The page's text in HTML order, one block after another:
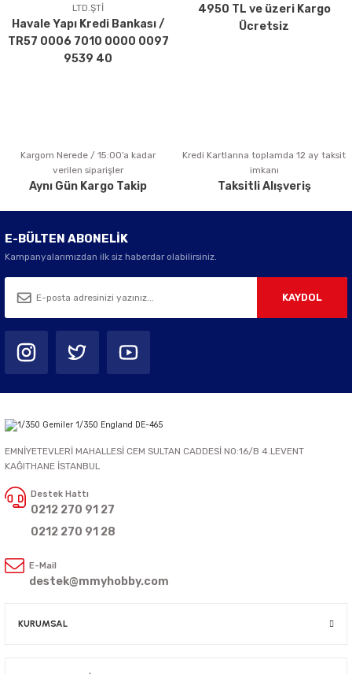
Ürün bilgilerinde hatalar bulunuyor.
Ürün fiyatı diğer sitelerden daha pahalı.
Bu ürüne benzer farklı alternatifler olmalı.
Gönder
LTD.ŞTİ
Havale Yapı Kredi Bankası /
TR57 0006 7010 0000 0097
9539 40
4950 TL ve üzeri Kargo
Ücretsiz
Kargom Nerede / 15:00’a kadar
verilen siparişler
Aynı Gün Kargo Takip
Kredi Kartlarına toplamda 12 ay taksit
imkanı
Taksitli Alışveriş
E-BÜLTEN ABONELİK
Kampanyalarımızdan ilk siz haberdar olabilirsiniz.
KAYDOL
EMNİYETEVLERİ MAHALLESİ CEM SULTAN CADDESİ NO:16/B 4.LEVENT
KAĞITHANE İSTANBUL
Destek Hattı
0212 270 91 27
0212 270 91 28
E-Mail
destek@mmyhobby.com
KURUMSAL